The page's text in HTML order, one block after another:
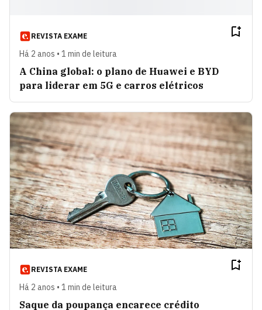
REVISTA EXAME
Há 2 anos • 1 min de leitura
A China global: o plano de Huawei e BYD
para liderar em 5G e carros elétricos
REVISTA EXAME
Há 2 anos • 1 min de leitura
Saque da poupança encarece crédito